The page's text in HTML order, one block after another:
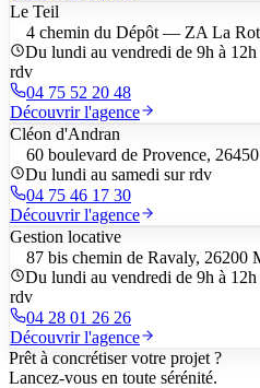
Le Teil
4 chemin du Dépôt — ZA La
Du lundi au vendredi de 9h à
rdv
04 75 52 20 48
Découvrir l'agence
Cléon d'Andran
60 boulevard de Provence,
Du lundi au samedi sur rdv
04 75 46 17 30
Découvrir l'agence
Gestion locative
87 bis chemin de Ravaly, 26200
Du lundi au vendredi de 9h à
rdv
04 28 01 26 26
Découvrir l'agence
Prêt à concrétiser votre projet ?
Lancez-vous en toute sérénité.